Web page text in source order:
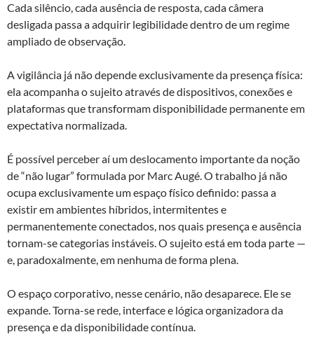
Cada silêncio, cada ausência de resposta, cada câmera
desligada passa a adquirir legibilidade dentro de um regime
ampliado de observação.
A vigilância já não depende exclusivamente da presença física:
ela acompanha o sujeito através de dispositivos, conexões e
plataformas que transformam disponibilidade permanente em
expectativa normalizada.
É possível perceber aí um deslocamento importante da noção
de “não lugar” formulada por Marc Augé. O trabalho já não
ocupa exclusivamente um espaço físico definido: passa a
existir em ambientes híbridos, intermitentes e
permanentemente conectados, nos quais presença e ausência
tornam-se categorias instáveis. O sujeito está em toda parte —
e, paradoxalmente, em nenhuma de forma plena.
O espaço corporativo, nesse cenário, não desaparece. Ele se
expande. Torna-se rede, interface e lógica organizadora da
presença e da disponibilidade contínua.